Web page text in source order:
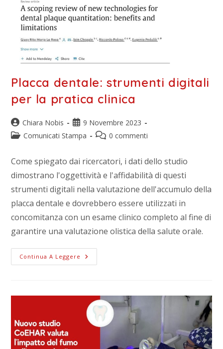
Placca dentale: strumenti digitali
per la pratica clinica
Chiara Nobis
9 Novembre 2023
Comunicati Stampa
0 commenti
Come spiegato dai ricercatori, i dati dello studio
dimostrano l'oggettività e l'affidabilità di questi
strumenti digitali nella valutazione dell'accumulo della
placca dentale e dovrebbero essere utilizzati in
concomitanza con un esame clinico completo al fine di
garantire una valutazione olistica della salute orale.
Continua A Leggere